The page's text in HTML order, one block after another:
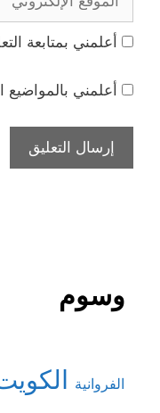
الإلكتروني
أعلمني بمتابعة
أعلمني بالمواضيع
وسوم
الفروانية